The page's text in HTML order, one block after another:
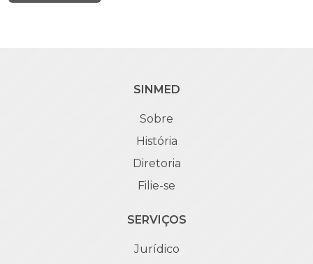
SINMED
Sobre
História
Diretoria
Filie-se
SERVIÇOS
Jurídico